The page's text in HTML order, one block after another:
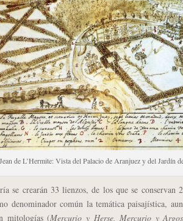
Jean de L’Hermite: Vista del Palacio de Aranjuez y del Jardín
se crearán 33 lienzos, de los que se
denominador común la temática paisajística,
mitologías (Mercurio y Herse, Mercurio y